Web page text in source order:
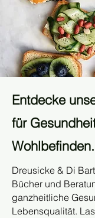
Entdecke
für
Wohlbefinden.
Dreusicke & Di
Bücher und
ganzheitliche
Lebensqualität.